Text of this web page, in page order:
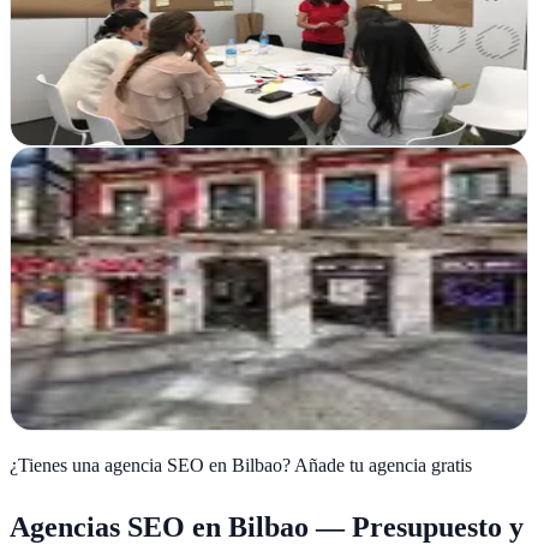
Desde Bilbao, Think On Marketing impulsa tu presencia digital con
estrategia, diseño web y consultoría adaptada a tus objetivos de
negocio
Ver fichacompleta
TuSEO360
Bilbao, Vizcaya
Posicionamiento web integral en Bilbao. Estrategias SEO
personalizadas que aumentan visibilidad y conversiones para
empresas que buscan crecer online de…
Ver fichacompleta
¿Tienes una agencia SEO en Bilbao? Añade tu agencia gratis
Agencias SEO en Bilbao — Presupuesto y